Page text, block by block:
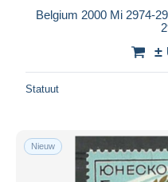
Belgium 2000 Mi 2974-
±
Statuut
Nieuw